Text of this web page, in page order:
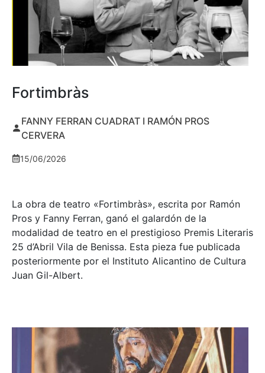
Fortimbràs
FANNY FERRAN CUADRAT I RAMÓN PROS
CERVERA
15/06/2026
La obra de teatro «Fortimbràs», escrita por Ramón
Pros y Fanny Ferran, ganó el galardón de la
modalidad de teatro en el prestigioso Premis Literaris
25 d’Abril Vila de Benissa. Esta pieza fue publicada
posteriormente por el Instituto Alicantino de Cultura
Juan Gil-Albert.